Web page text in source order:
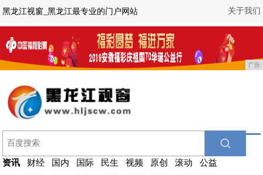
关于我们
黑龙江视窗_黑龙江最专业的门户网站
广告
资讯 财经 国内 国际 民生 视频 原创 滚动
公益